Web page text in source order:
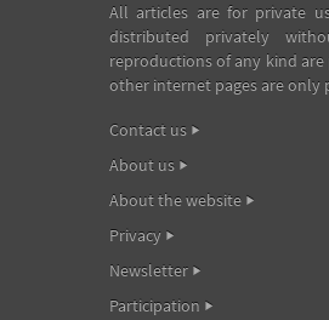
All articles are for private
distributed privately
reproductions of any kind
other internet pages are only
Contact us
About us
About the website
Privacy
Newsletter
Participation